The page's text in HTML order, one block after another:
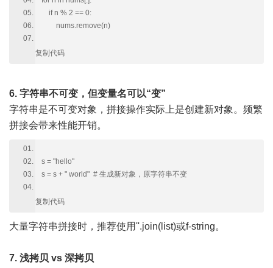
if n % 2 == 0:
nums.remove(n)
复制代码
6. 字符串不可变，但变量名可以“变”
字符串是不可变对象，拼接操作实际上是创建新对象。频繁
拼接会带来性能开销。
s = "hello"
s = s + " world" # 生成新对象，原字符串不变
复制代码
大量字符串拼接时，推荐使用''.join(list)或f-string。
7. 浅拷贝 vs 深拷贝